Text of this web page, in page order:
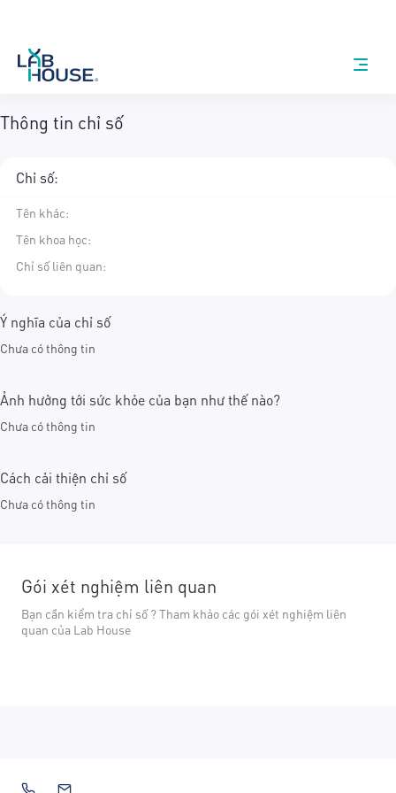
Thông tin chỉ số
Chỉ số:
Tên khác:
Tên khoa học:
Chỉ số liên quan:
Ý nghĩa của chỉ số
Chưa có thông tin
Ảnh hưởng tới sức khỏe của bạn như thế nào?
Chưa có thông tin
Cách cải thiện chỉ số
Chưa có thông tin
Gói xét nghiệm liên quan
Bạn cần kiểm tra chỉ số ? Tham khảo các gói xét nghiệm liên
quan của Lab House